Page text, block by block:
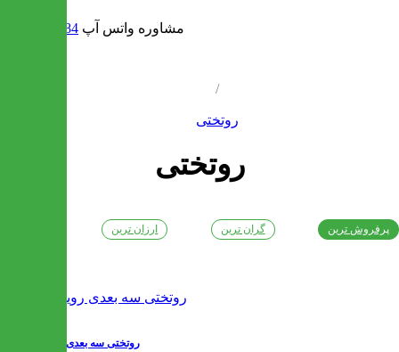
09302308484 مشاوره واتس آپ
/
روتختی
روتختی
ارزان ترین گران ترین پرفروش ترین
روتختی سه بعدی رویانا